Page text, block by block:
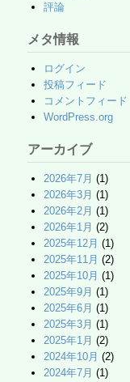
評論
メタ情報
ログイン
投稿フィード
コメントフィード
WordPress.org
アーカイブ
2026年7月 (1)
2026年3月 (1)
2026年2月 (1)
2026年1月 (2)
2025年12月 (1)
2025年11月 (2)
2025年10月 (1)
2025年9月 (1)
2025年6月 (1)
2025年3月 (1)
2025年1月 (2)
2024年10月 (2)
2024年7月 (1)